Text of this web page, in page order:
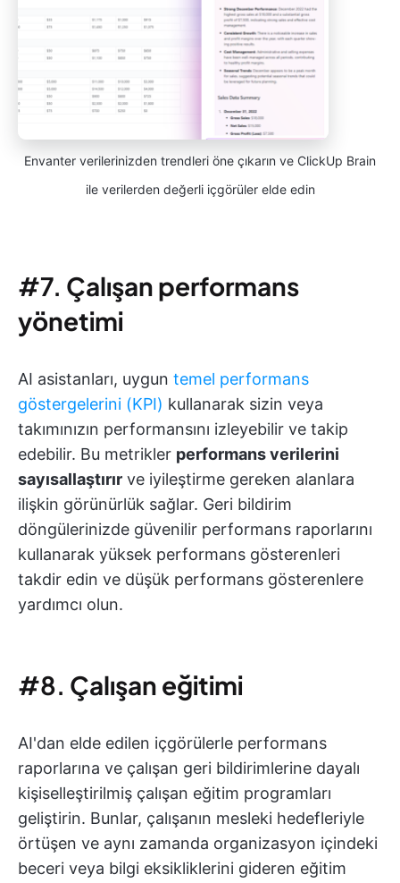
Envanter verilerinizden trendleri öne çıkarın ve ClickUp Brain
ile verilerden değerli içgörüler elde edin
#7. Çalışan performans
yönetimi
AI asistanları, uygun temel performans
göstergelerini (KPI) kullanarak sizin veya
takımınızın performansını izleyebilir ve takip
edebilir. Bu metrikler performans verilerini
sayısallaştırır ve iyileştirme gereken alanlara
ilişkin görünürlük sağlar. Geri bildirim
döngülerinizde güvenilir performans raporlarını
kullanarak yüksek performans gösterenleri
takdir edin ve düşük performans gösterenlere
yardımcı olun.
#8. Çalışan eğitimi
AI'dan elde edilen içgörülerle performans
raporlarına ve çalışan geri bildirimlerine dayalı
kişiselleştirilmiş çalışan eğitim programları
geliştirin. Bunlar, çalışanın mesleki hedefleriyle
örtüşen ve aynı zamanda organizasyon içindeki
beceri veya bilgi eksikliklerini gideren eğitim